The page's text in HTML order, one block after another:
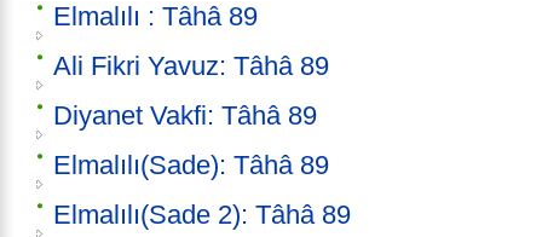
Elmalılı : Tâhâ 89
Ali Fikri Yavuz: Tâhâ 89
Diyanet Vakfi: Tâhâ 89
Elmalılı(Sade): Tâhâ 89
Elmalılı(Sade 2): Tâhâ 89